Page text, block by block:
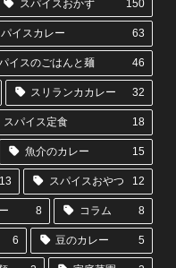
スパイスおかず 150
パイスカレー 63
イスのごはんと麺 46
スリランカカレー 32
スパイス定食 18
魚介のカレー 15
13 スパイスおやつ 12
8 コラム 8
6 豆のカレー 5